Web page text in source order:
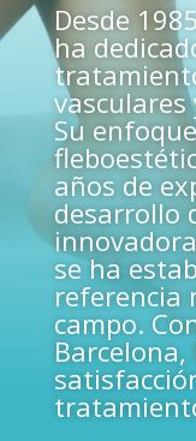
Desde
ha
Su
años de
desarrollo
se ha
referencia
campo.